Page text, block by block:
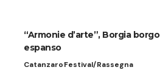
“Armonie d’arte”, Borgia borgo
espanso
CatanzaroFestival/Rassegna